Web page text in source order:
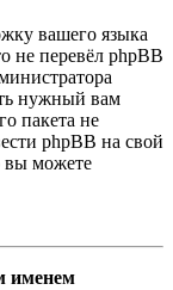
вашего языка
не перевёл phpBB
нужный вам
пакета не
phpBB на свой
можете
именем